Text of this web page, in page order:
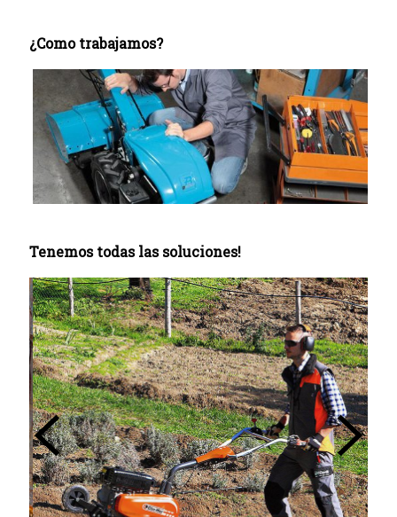
¿Como trabajamos?
Tenemos todas las soluciones!